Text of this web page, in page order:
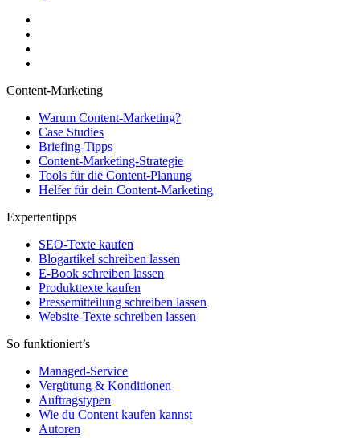
Content-Marketing
Warum Content-Marketing?
Case Studies
Briefing-Tipps
Content-Marketing-Strategie
Tools für die Content-Planung
Helfer für dein Content-Marketing
Expertentipps
SEO-Texte kaufen
Blogartikel schreiben lassen
E-Book schreiben lassen
Produkttexte kaufen
Pressemitteilung schreiben lassen
Website-Texte schreiben lassen
So funktioniert’s
Managed-Service
Vergütung & Konditionen
Auftragstypen
Wie du Content kaufen kannst
Autoren